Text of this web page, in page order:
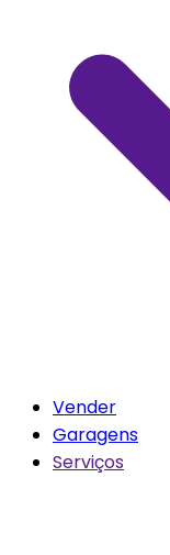
Vender
Garagens
Serviços